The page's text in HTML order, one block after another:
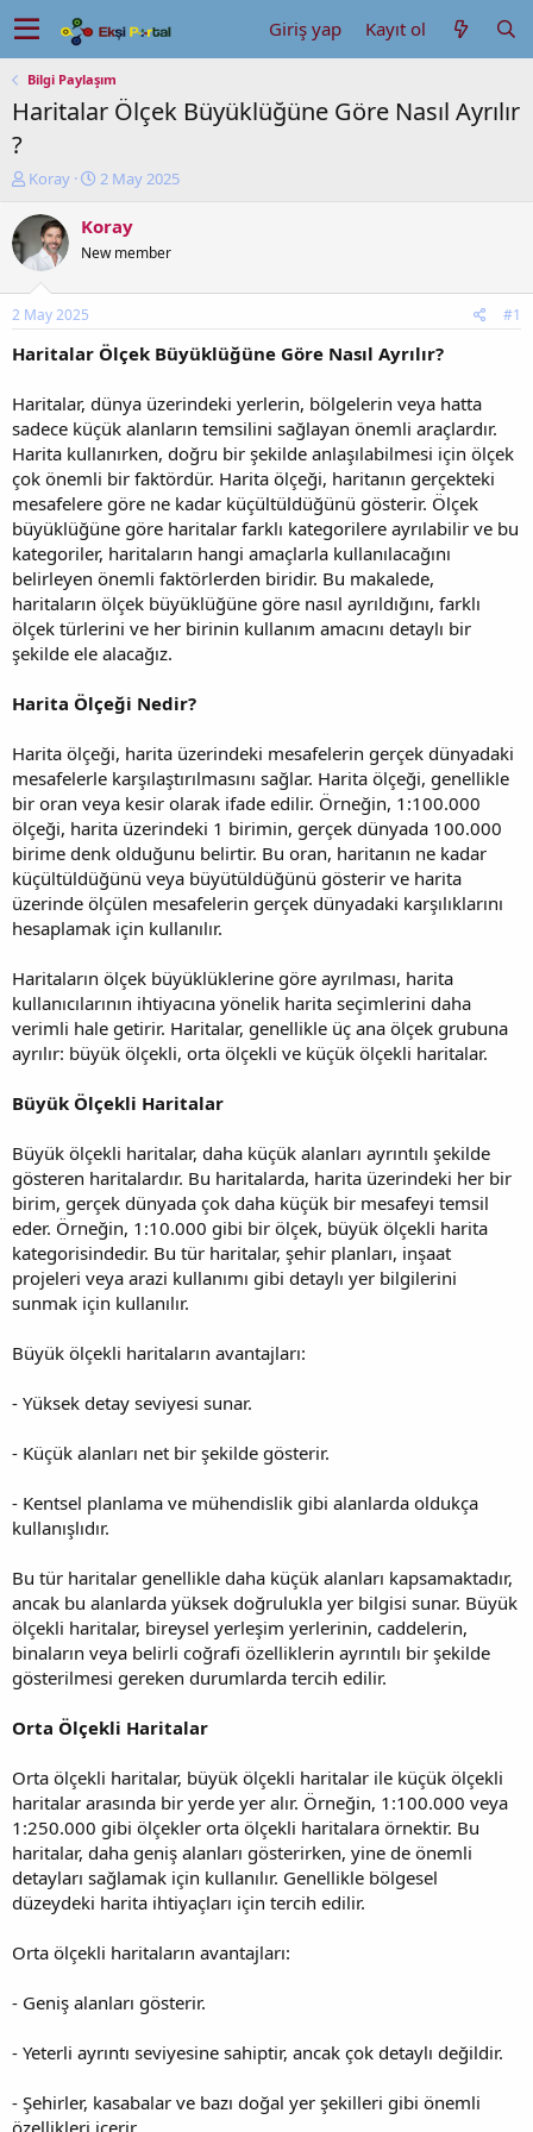
Giriş yap Kayıt ol
Bilgi Paylaşım
Haritalar Ölçek Büyüklüğüne Göre Nasıl Ayrılır
?
K
n
u
y
b
a
ş
t
a
n
Koray
B
ş
a
ç
r
i
h
i
2 May 2025
Koray
New member
2 May 2025 #1
Haritalar Ölçek Büyüklüğüne Göre Nasıl Ayrılır?
Haritalar, dünya üzerindeki yerlerin, bölgelerin veya hatta
sadece küçük alanların temsilini sağlayan önemli araçlardır.
Harita kullanırken, doğru bir şekilde anlaşılabilmesi için ölçek
çok önemli bir faktördür. Harita ölçeği, haritanın gerçekteki
mesafelere göre ne kadar küçültüldüğünü gösterir. Ölçek
büyüklüğüne göre haritalar farklı kategorilere ayrılabilir ve bu
kategoriler, haritaların hangi amaçlarla kullanılacağını
belirleyen önemli faktörlerden biridir. Bu makalede,
haritaların ölçek büyüklüğüne göre nasıl ayrıldığını, farklı
ölçek türlerini ve her birinin kullanım amacını detaylı bir
şekilde ele alacağız.
Harita Ölçeği Nedir?
Harita ölçeği, harita üzerindeki mesafelerin gerçek dünyadaki
mesafelerle karşılaştırılmasını sağlar. Harita ölçeği, genellikle
bir oran veya kesir olarak ifade edilir. Örneğin, 1:100.000
ölçeği, harita üzerindeki 1 birimin, gerçek dünyada 100.000
birime denk olduğunu belirtir. Bu oran, haritanın ne kadar
küçültüldüğünü veya büyütüldüğünü gösterir ve harita
üzerinde ölçülen mesafelerin gerçek dünyadaki karşılıklarını
hesaplamak için kullanılır.
Haritaların ölçek büyüklüklerine göre ayrılması, harita
kullanıcılarının ihtiyacına yönelik harita seçimlerini daha
verimli hale getirir. Haritalar, genellikle üç ana ölçek grubuna
ayrılır: büyük ölçekli, orta ölçekli ve küçük ölçekli haritalar.
Büyük Ölçekli Haritalar
Büyük ölçekli haritalar, daha küçük alanları ayrıntılı şekilde
gösteren haritalardır. Bu haritalarda, harita üzerindeki her bir
birim, gerçek dünyada çok daha küçük bir mesafeyi temsil
eder. Örneğin, 1:10.000 gibi bir ölçek, büyük ölçekli harita
kategorisindedir. Bu tür haritalar, şehir planları, inşaat
projeleri veya arazi kullanımı gibi detaylı yer bilgilerini
sunmak için kullanılır.
Büyük ölçekli haritaların avantajları:
- Yüksek detay seviyesi sunar.
- Küçük alanları net bir şekilde gösterir.
- Kentsel planlama ve mühendislik gibi alanlarda oldukça
kullanışlıdır.
Bu tür haritalar genellikle daha küçük alanları kapsamaktadır,
ancak bu alanlarda yüksek doğrulukla yer bilgisi sunar. Büyük
ölçekli haritalar, bireysel yerleşim yerlerinin, caddelerin,
binaların veya belirli coğrafi özelliklerin ayrıntılı bir şekilde
gösterilmesi gereken durumlarda tercih edilir.
Orta Ölçekli Haritalar
Orta ölçekli haritalar, büyük ölçekli haritalar ile küçük ölçekli
haritalar arasında bir yerde yer alır. Örneğin, 1:100.000 veya
1:250.000 gibi ölçekler orta ölçekli haritalara örnektir. Bu
haritalar, daha geniş alanları gösterirken, yine de önemli
detayları sağlamak için kullanılır. Genellikle bölgesel
düzeydeki harita ihtiyaçları için tercih edilir.
Orta ölçekli haritaların avantajları:
- Geniş alanları gösterir.
- Yeterli ayrıntı seviyesine sahiptir, ancak çok detaylı değildir.
- Şehirler, kasabalar ve bazı doğal yer şekilleri gibi önemli
özellikleri içerir.